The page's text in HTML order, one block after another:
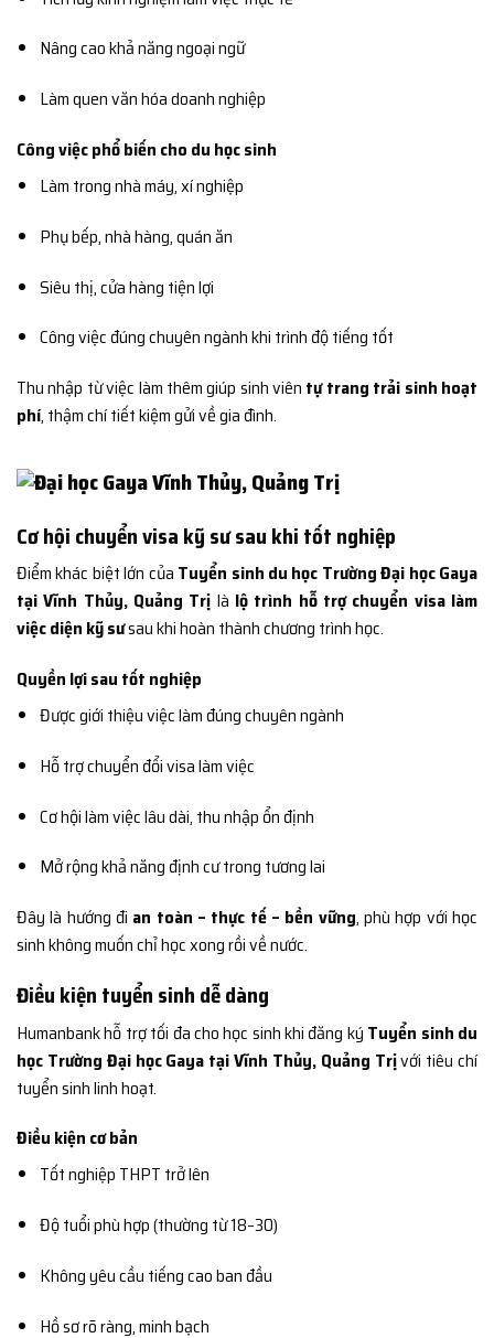
Nâng cao khả năng ngoại ngữ
Làm quen văn hóa doanh nghiệp
Công việc phổ biến cho du học sinh
Làm trong nhà máy, xí nghiệp
Phụ bếp, nhà hàng, quán ăn
Siêu thị, cửa hàng tiện lợi
Công việc đúng chuyên ngành khi trình độ tiếng tốt
Thu nhập từ việc làm thêm giúp sinh viên tự trang trải sinh hoạt
phí, thậm chí tiết kiệm gửi về gia đình.
Cơ hội chuyển visa kỹ sư sau khi tốt nghiệp
Điểm khác biệt lớn của Tuyển sinh du học Trường Đại học Gaya
tại Vĩnh Thủy, Quảng Trị là lộ trình hỗ trợ chuyển visa làm
việc diện kỹ sưsau khi hoàn thành chương trình học.
Quyền lợi sau tốt nghiệp
Được giới thiệu việc làm đúng chuyên ngành
Hỗ trợ chuyển đổi visa làm việc
Cơ hội làm việc lâu dài, thu nhập ổn định
Mở rộng khả năng định cư trong tương lai
Đây là hướng đi an toàn – thực tế – bền vững, phù hợp với học
sinh không muốn chỉ học xong rồi về nước.
Điều kiện tuyển sinh dễ dàng
Humanbank hỗ trợ tối đa cho học sinh khi đăng ký Tuyển sinh du
học Trường Đại học Gaya tại Vĩnh Thủy, Quảng Trịvới tiêu chí
tuyển sinh linh hoạt.
Điều kiện cơ bản
Tốt nghiệp THPT trở lên
Độ tuổi phù hợp (thường từ 18–30)
Không yêu cầu tiếng cao ban đầu
Hồ sơ rõ ràng, minh bạch